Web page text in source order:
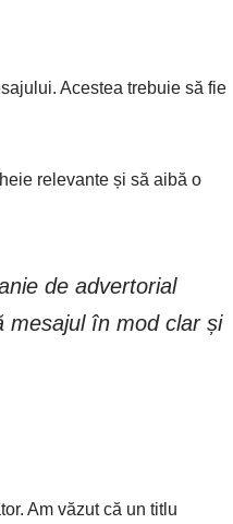
Acestea trebuie să fie
relevante și să aibă o
de advertorial
mesajul în mod clar și
Am văzut că un titlu